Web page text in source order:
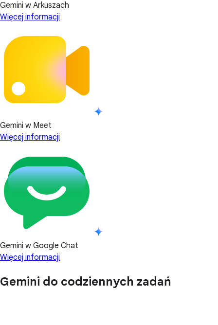
Gemini w Arkuszach
Więcej informacji
Gemini w Meet
Więcej informacji
Gemini w Google Chat
Więcej informacji
Gemini do codziennych zadań